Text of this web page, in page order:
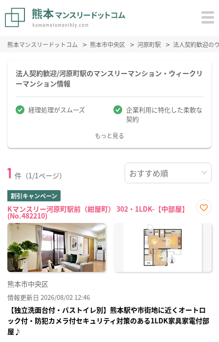
熊本マンスリードットコム 熊本市中央区 河原町駅 法人契約歓迎の
法人契約歓迎/河原町駅のマンスリーマンション・ウィークリ
ーマンション情報
経理処理がスムーズ
企業利用に特化した柔軟な
契約
もっと見る
1 件（1/1ページ）
割引キャンペーン
Kマンスリー河原町駅前（紺屋町） 302・1LDK-【中部屋】
(No.482210)
に入
熊本市中央区
情報更新日 2026/08/02 12:46
【独立洗面台付・バストイレ別】熊本駅や市街地に近くオートロ
ック付・防犯カメラ付セキュリティ対策のある1LDK家具家電付部
屋♪